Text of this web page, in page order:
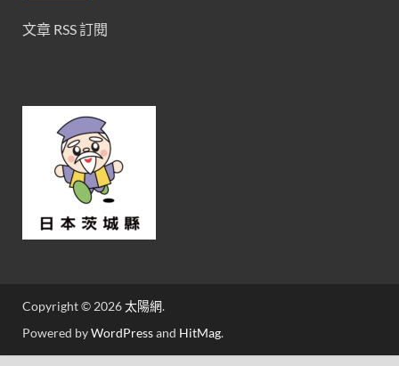
文章 RSS 訂閱
Copyright © 2026太陽網.
Powered byWordPressand HitMag.